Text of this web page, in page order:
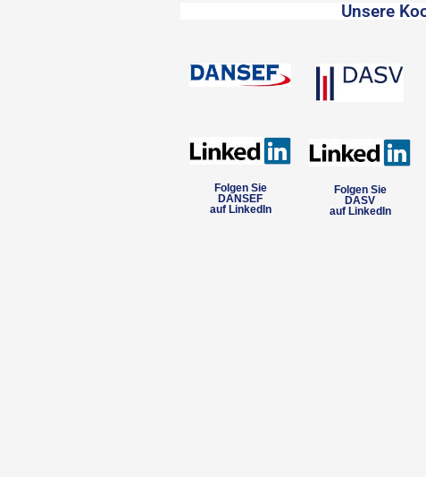
Unsere
Folgen Sie
DANSEF
auf LinkedIn
Folgen Sie
DASV
auf LinkedIn